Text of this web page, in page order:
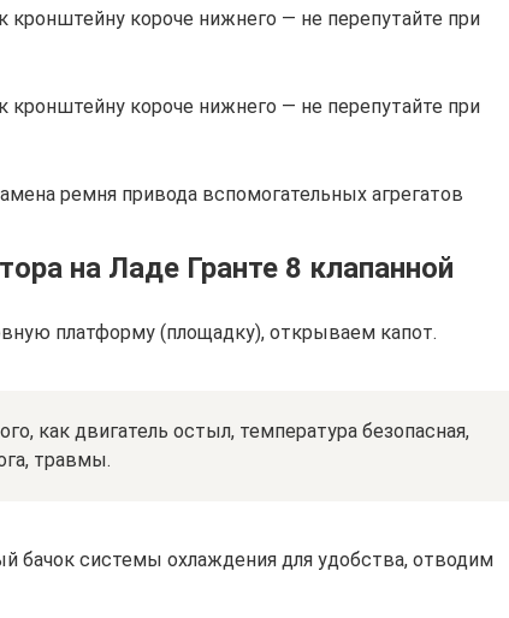
кронштейну короче нижнего — не перепутайте при
кронштейну короче нижнего — не перепутайте при
ремня привода вспомогательных агрегатов
на Ладе Гранте 8 клапанной
платформу (площадку), открываем капот.
как двигатель остыл, температура безопасная,
травмы.
бачок системы охлаждения для удобства, отводим